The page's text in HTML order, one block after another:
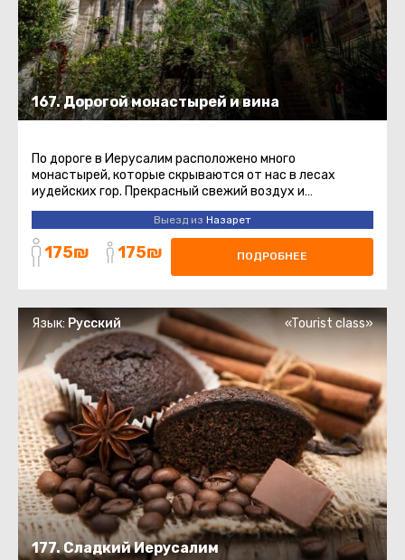
167. Дорогой монастырей и вина
По дороге в Иерусалим расположено много
монастырей, которые скрываются от нас в лесах
иудейских гор. Прекрасный свежий воздух и
замечательные виды не оставят вас равнодушными ...
Выезд из Назарет
175₪ 175₪ ПОДРОБНЕЕ
177. Сладкий Иерусалим
Язык: Русский «Tourist class»